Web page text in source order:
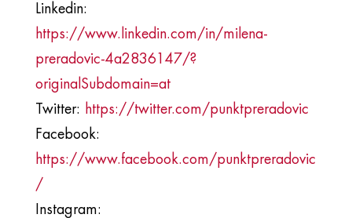
Linkedin:
https://www.linkedin.com/in/milena-
preradovic-4a2836147/?
originalSubdomain=at
Twitter:
https://twitter.com/punktpreradovic
Facebook:
https://www.facebook.com/punktpreradovic
/
Instagram: